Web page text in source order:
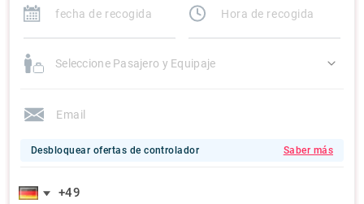
Seleccione Pasajero y Equipaje
Desbloquear ofertas de controlador Saber más